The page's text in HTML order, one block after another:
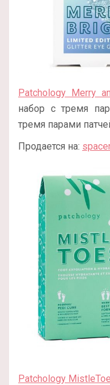
Patchology Merry
набор с тремя
тремя парами
Продается на:
Patchology